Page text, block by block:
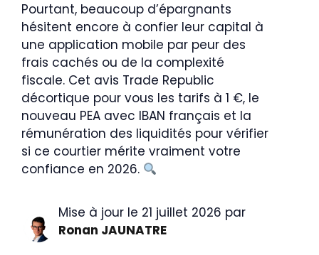
Pourtant, beaucoup d’épargnants
hésitent encore à confier leur capital à
une application mobile par peur des
frais cachés ou de la complexité
fiscale. Cet avis Trade Republic
décortique pour vous les tarifs à 1 €, le
nouveau PEA avec IBAN français et la
rémunération des liquidités pour vérifier
si ce courtier mérite vraiment votre
confiance en 2026.
Mise à jour le 21 juillet 2026 par
Ronan JAUNATRE